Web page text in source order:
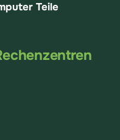
Teile